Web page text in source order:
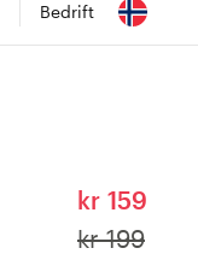
Bedrift
kr 159
kr 199